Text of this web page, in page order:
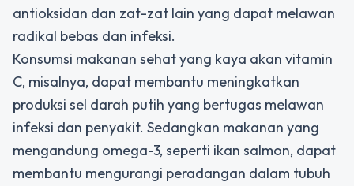
antioksidan dan zat-zat lain yang dapat melawan
radikal bebas dan infeksi.
Konsumsi makanan sehat yang kaya akan vitamin
C, misalnya, dapat membantu meningkatkan
produksi sel darah putih yang bertugas melawan
infeksi dan penyakit. Sedangkan makanan yang
mengandung omega-3, seperti ikan salmon, dapat
membantu mengurangi peradangan dalam tubuh